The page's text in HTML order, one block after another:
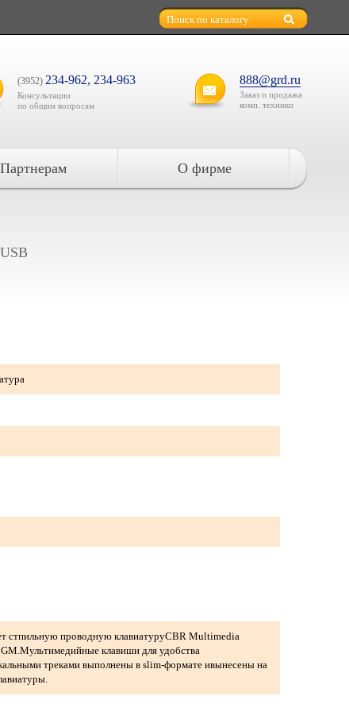
888@grd.ru
Заказ и продажа
комп. техники
(3952) 234-962, 234-963
Консультации
по общим вопросам
Партнерам О фирме
стпильную проводную клавиатуруCBR Multimedia
клавиши для удобства
треками выполнены в slim-формате ивынесены на